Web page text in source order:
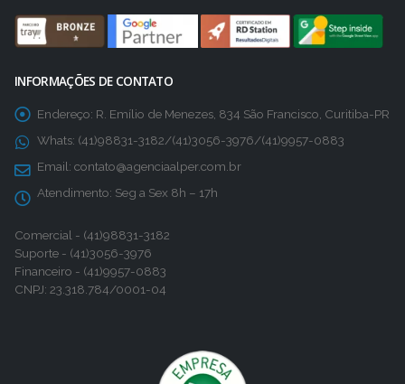
INFORMAÇÕES DE CONTATO
Endereço: R. Emílio de Menezes, 834 São Francisco, Curitiba-PR
Whats: (41)98831-3182/(41)3056-3976/(41)9957-0883
Email: contato@agenciaalper.com.br
Atendimento: Seg a Sex 8h – 17h
Comercial - (41)98831-3182
Suporte - (41)3056-3976
Financeiro - (41)9957-0883
CNPJ: 23.318.784/0001-04